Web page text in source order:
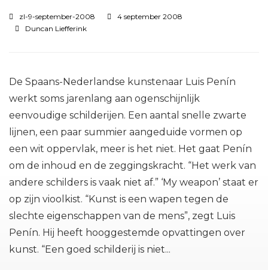
zl-9-september-2008
4 september 2008
Duncan Liefferink
De Spaans-Nederlandse kunstenaar Luis Penín
werkt soms jarenlang aan ogenschijnlijk
eenvoudige schilderijen. Een aantal snelle zwarte
lijnen, een paar summier aangeduide vormen op
een wit oppervlak, meer is het niet. Het gaat Penín
om de inhoud en de zeggingskracht. “Het werk van
andere schilders is vaak niet af.” ‘My weapon’ staat er
op zijn vioolkist. “Kunst is een wapen tegen de
slechte eigenschappen van de mens”, zegt Luis
Penín. Hij heeft hooggestemde opvattingen over
kunst. “Een goed schilderij is niet...